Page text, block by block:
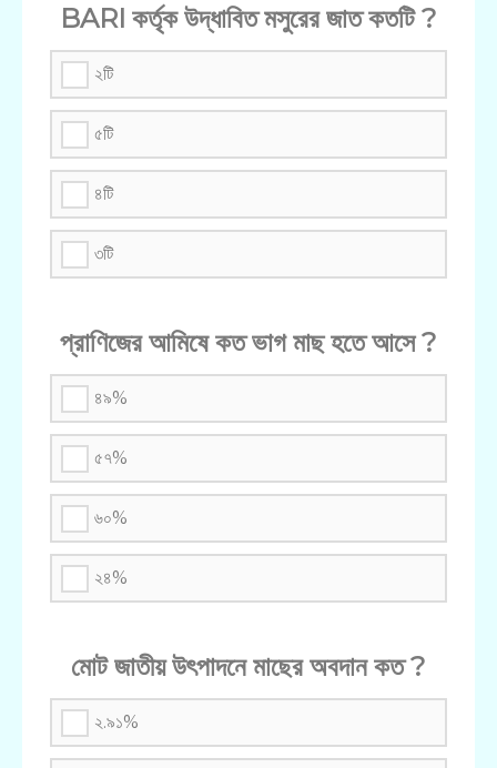
BARI কর্তৃক উদ্ধাবিত মসুরের জাত কতটি ?
২টি
৫টি
৪টি
৩টি
প্রাণিজের আমিষে কত ভাগ মাছ হতে আসে ?
৪৯%
৫৭%
৬০%
২৪%
মোট জাতীয় উৎপাদনে মাছের অবদান কত ?
২.৯১%